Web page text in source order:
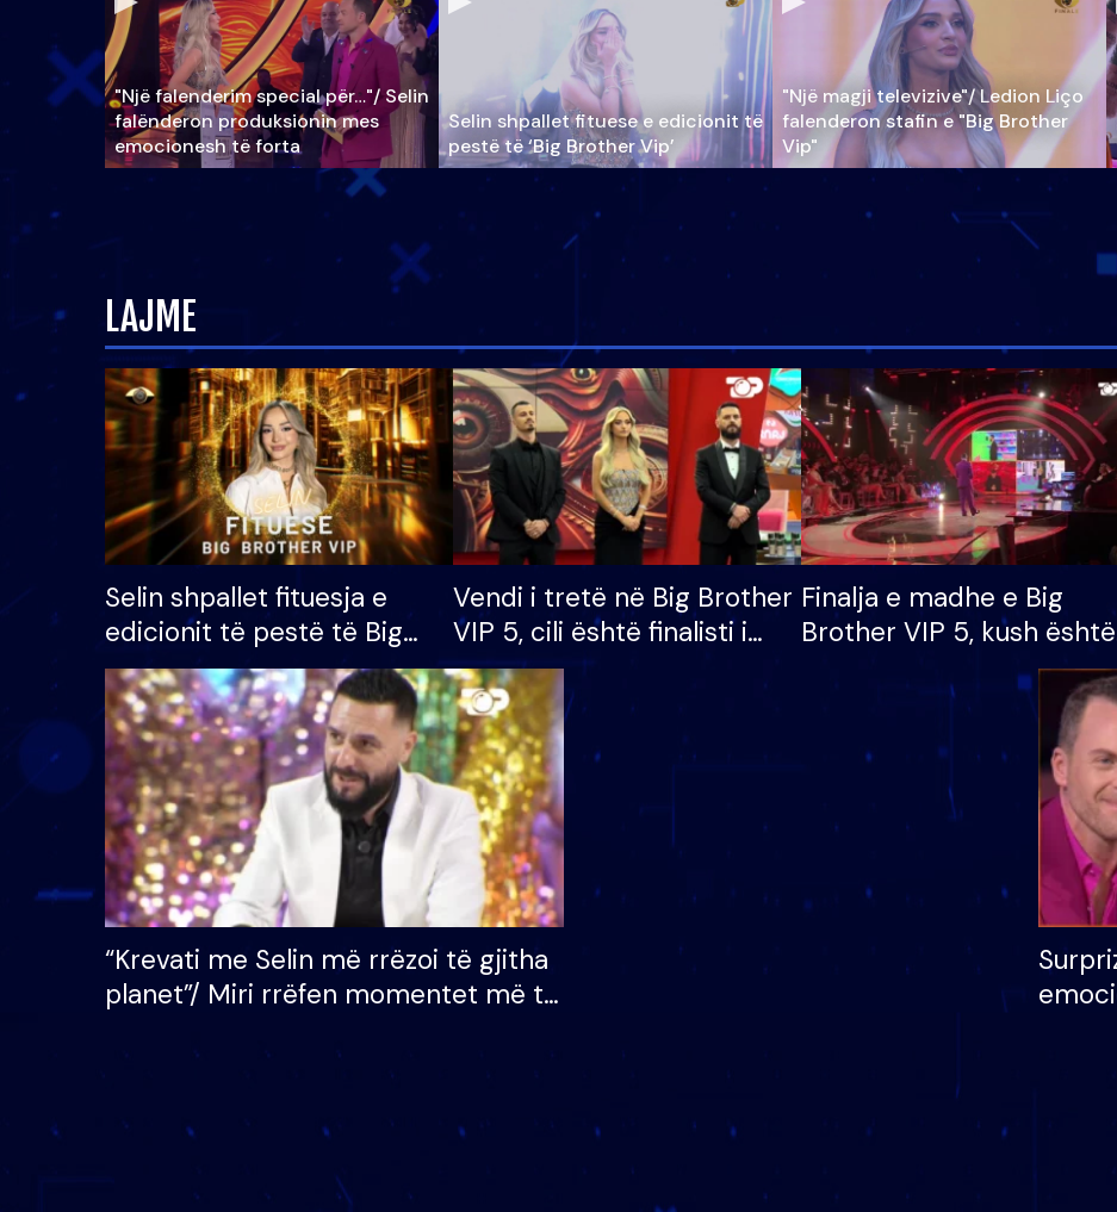
"Një falenderim special për…"/ Selin
falënderon produksionin mes
emocionesh të forta
Selin shpallet fituese e edicionit të
pestë të ‘Big Brother Vip’
"Një magji televizive"/ Ledion Liço
falenderon stafin e "Big Brother
Vip"
LAJME
Selin shpallet fituesja e
edicionit të pestë të Big
Brother VIP, rrëmben
çmimin e madh prej 100
mijë eurosh
Vendi i tretë në Big Brother
VIP 5, cili është finalisti i
radhës që lë shtëpinë
Finalja e madhe e Big
Brother VIP 5, kush është
banori i parë që lë
dhe humb mundësinë
të fituar çmimin e madh
“Krevati me Selin më rrëzoi të gjitha
planet”/ Miri rrëfen momentet më të
mungojë zilja e mëngjesit kur…